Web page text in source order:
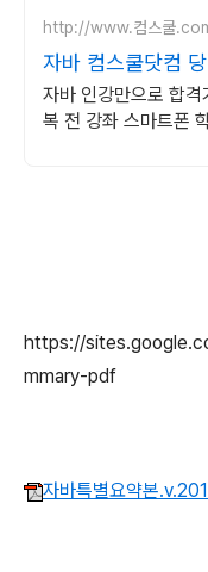
http://www.컴스쿨
자바 컴스쿨닷컴
프티콘!
자바 인강만으로 합
복 전 강좌 스마트폰
https://
mmary-pdf